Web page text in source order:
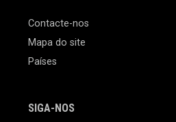
Contacte-nos
Mapa do site
Países
SIGA-NOS